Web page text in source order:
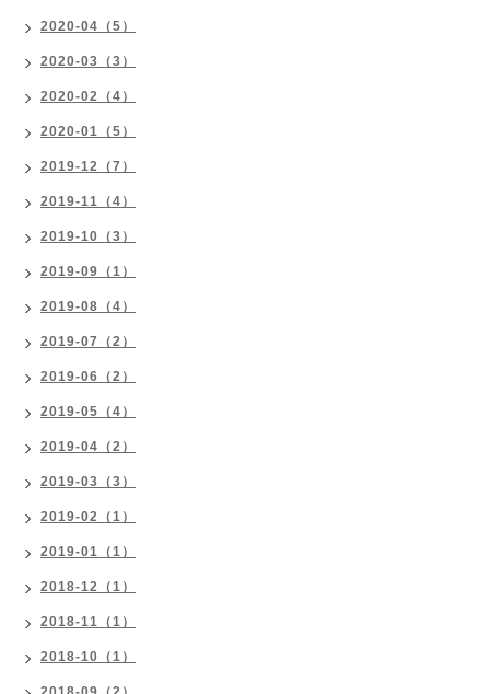
2020-04（5）
2020-03（3）
2020-02（4）
2020-01（5）
2019-12（7）
2019-11（4）
2019-10（3）
2019-09（1）
2019-08（4）
2019-07（2）
2019-06（2）
2019-05（4）
2019-04（2）
2019-03（3）
2019-02（1）
2019-01（1）
2018-12（1）
2018-11（1）
2018-10（1）